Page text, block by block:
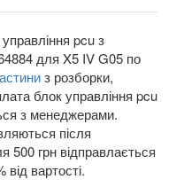
pcu з
для X5 IV G05 по
з розборки,
блок управління pcu
з менеджерами.
після
500 грн відправлається
від вартості.